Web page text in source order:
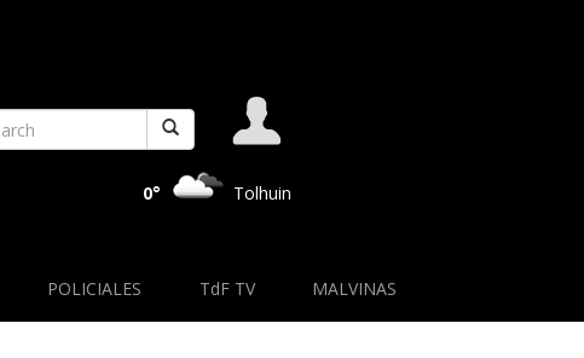
0° Tolhuin
POLICIALES TdF TV MALVINAS